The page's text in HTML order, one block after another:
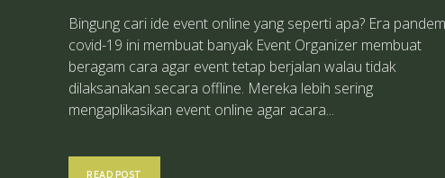
Bingung cari ide event online yang seperti apa? Era pandemi
covid-19 ini membuat banyak Event Organizer membuat
beragam cara agar event tetap berjalan walau tidak
dilaksanakan secara offline. Mereka lebih sering
mengaplikasikan event online agar acara...
READ POST